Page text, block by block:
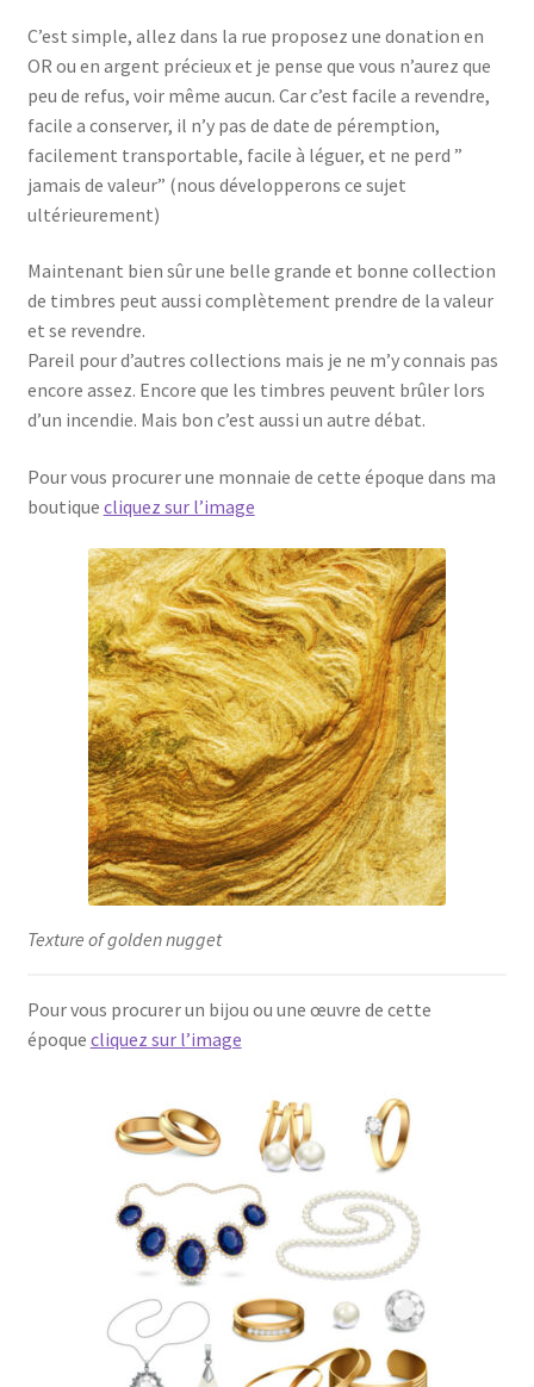
C’est simple, allez dans la rue proposez une donation en
OR ou en argent précieux et je pense que vous n’aurez que
peu de refus, voir même aucun. Car c’est facile a revendre,
facile a conserver, il n’y pas de date de péremption,
facilement transportable, facile à léguer, et ne perd ”
jamais de valeur” (nous développerons ce sujet
ultérieurement)
Maintenant bien sûr une belle grande et bonne collection
de timbres peut aussi complètement prendre de la valeur
et se revendre.
Pareil pour d’autres collections mais je ne m’y connais pas
encore assez. Encore que les timbres peuvent brûler lors
d’un incendie. Mais bon c’est aussi un autre débat.
Pour vous procurer une monnaie de cette époque dans ma
boutique cliquez sur l’image
Texture of golden nugget
Pour vous procurer un bijou ou une œuvre de cette
époque cliquez sur l’image